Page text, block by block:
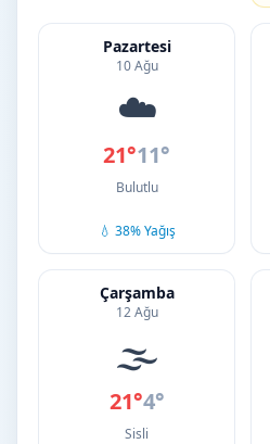
Pazartesi
10 Ağu
☁️
21°11°
Bulutlu
💧 38% Yağış
Çarşamba
12 Ağu
🌫️
21°4°
Sisli